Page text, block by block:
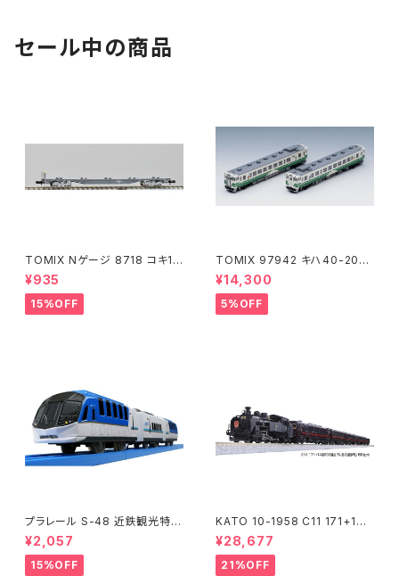
セール中の商品
TOMIX Nゲージ 8718 コキ10
7 (増備型・コンテナなし) 鉄道
模型
¥935
15%OFF
TOMIX 97942 キハ40-200
0(アリガトウキハ40・48・男鹿
線)2両 鉄道模型
¥14,300
5%OFF
プラレール S-48 近鉄観光特急
しまかぜ 鉄道模型
¥2,057
15%OFF
KATO 10-1958 C11 171+14
系｢SL冬の湿原号｣ 6両セット
特企品 Nゲージ 鉄道模型 北海
道（新品 在庫品）
¥28,677
21%OFF